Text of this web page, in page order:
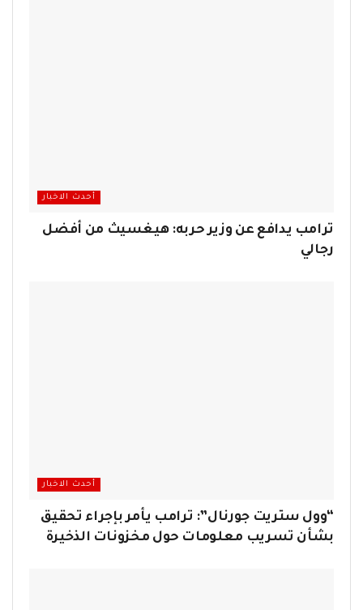
أحدث الاخبار
ترامب يدافع عن وزير حربه: هيغسيث من أفضل
رجالي
أحدث الاخبار
“وول ستريت جورنال”: ترامب يأمر بإجراء تحقيق
بشأن تسريب معلومات حول مخزونات الذخيرة